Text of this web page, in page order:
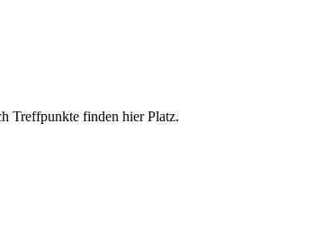
Treffpunkte finden hier Platz.